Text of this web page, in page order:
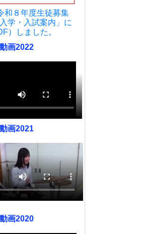
和８年度生徒募集
学・入試案内」に
）しました。
画2022
画2021
画2020